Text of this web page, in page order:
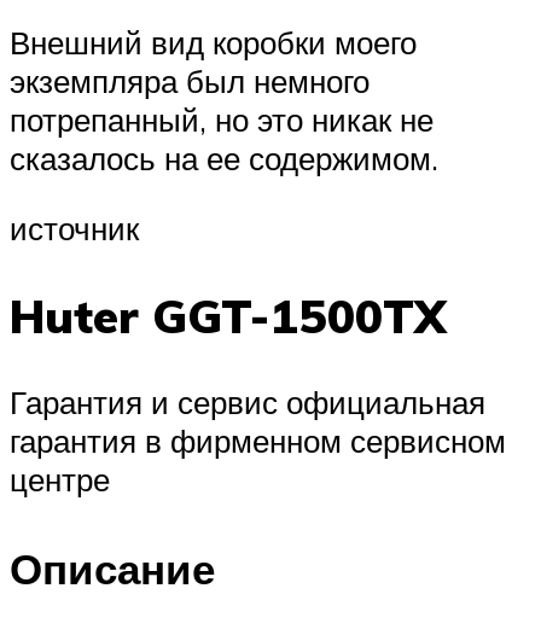
Внешний вид коробки моего
экземпляра был немного
потрепанный, но это никак не
сказалось на ее содержимом.
источник
Huter GGT-1500TX
Гарантия и сервис официальная
гарантия в фирменном сервисном
центре
Описание